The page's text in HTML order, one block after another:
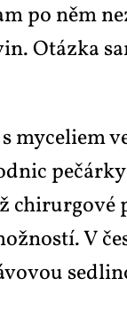
po něm
Otáz­ka
V